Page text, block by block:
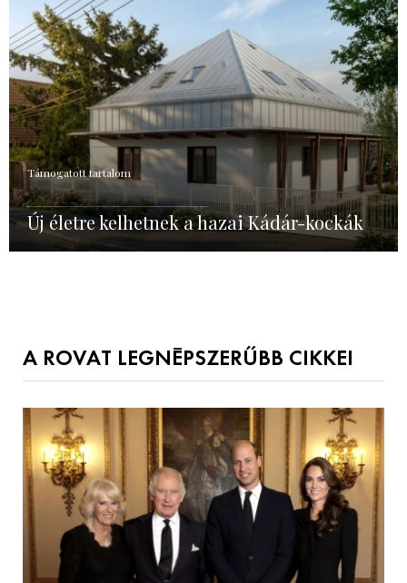
Támogatott tartalom
Új életre kelhetnek a hazai Kádár-kockák
A ROVAT LEGNÉPSZERŰBB CIKKEI